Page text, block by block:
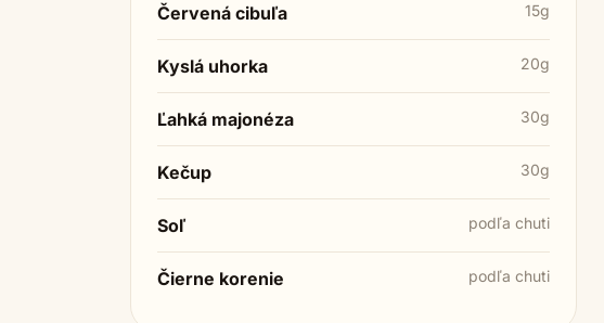
Červená cibuľa 15g
Kyslá uhorka 20g
Ľahká majonéza 30g
Kečup 30g
Soľ podľa chuti
Čierne korenie podľa chuti